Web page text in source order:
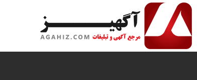
پرش
محتوا